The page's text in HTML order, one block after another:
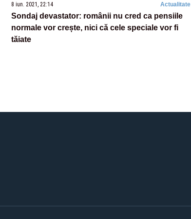
8 iun. 2021, 22:14 Actualitate
Sondaj devastator: românii nu cred ca pensiile
normale vor crește, nici că cele speciale vor fi
tăiate